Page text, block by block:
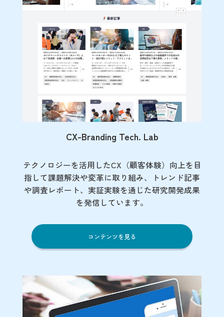
CX-Branding Tech. Lab
テクノロジーを活用したCX（顧客体験）向上を目
指して課題解決や変革に取り組み、トレンド記事
や調査レポート、実証実験を通じた研究開発成果
を発信しています。
コンテンツを見る